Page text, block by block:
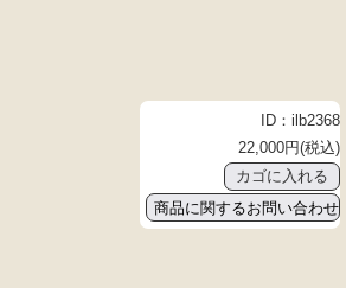
ID：ilb2368
22,000円(税込)
商品に関するお問い合わせ